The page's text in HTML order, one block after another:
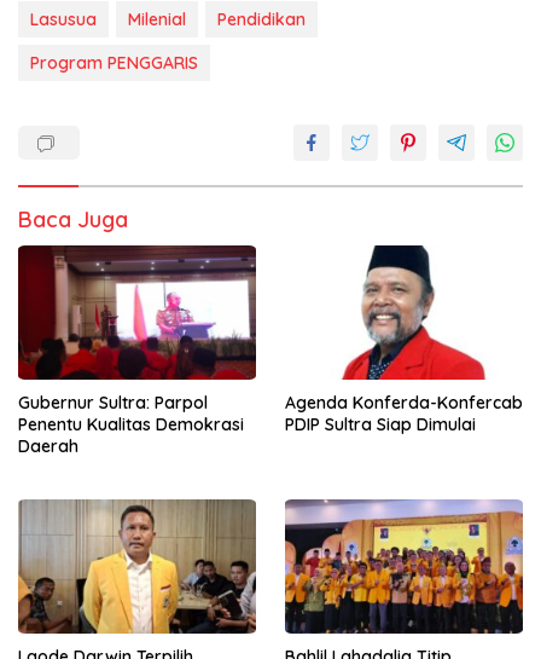
Lasusua
Milenial
Pendidikan
Program PENGGARIS
Baca Juga
Gubernur Sultra: Parpol
Penentu Kualitas Demokrasi
Daerah
Agenda Konferda-Konfercab
PDIP Sultra Siap Dimulai